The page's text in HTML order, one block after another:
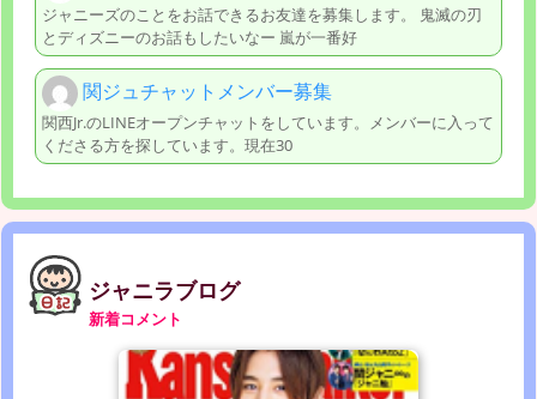
ジャニーズのことをお話できるお友達を募集します。 鬼滅の刃
とディズニーのお話もしたいなー 嵐が一番好
関ジュチャットメンバー募集
関西Jr.のLINEオープンチャットをしています。メンバーに入って
くださる方を探しています。現在30
ジャニラブログ
新着コメント